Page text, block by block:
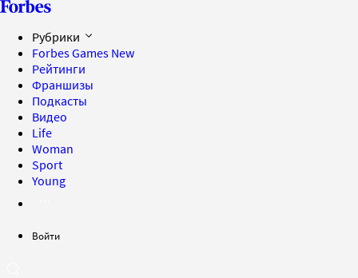
Рубрики
Forbes Games New
Рейтинги
Франшизы
Подкасты
Видео
Life
Woman
Sport
Young
Войти